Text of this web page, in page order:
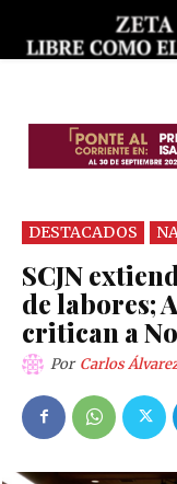
DESTACADOS
SCJN
de labores;
critican a
Por Carlos